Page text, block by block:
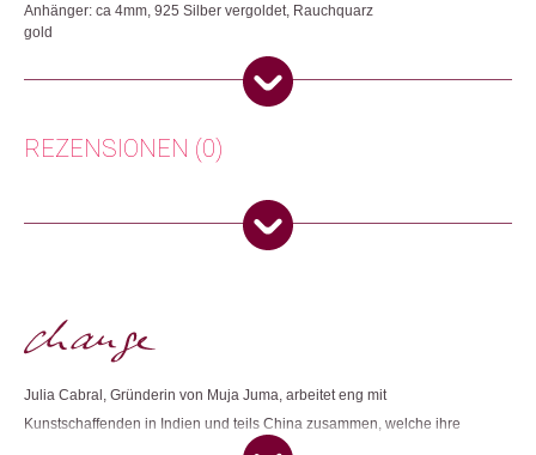
Anhänger: ca 4mm, 925 Silber vergoldet, Rauchquarz
gold
Jedes Schmuckstück von Muja Juma wird in Indien mit Sorgfalt von Hand
Produktion: Indien
Mode & Accessoires
Dieses Produkt weiterempfehlen:
REZENSIONEN (0)
Es gibt noch keine Rezensionen.
Julia Cabral, Gründerin von Muja Juma, arbeitet eng mit
Kunstschaffenden in Indien und teils China zusammen, welche ihre